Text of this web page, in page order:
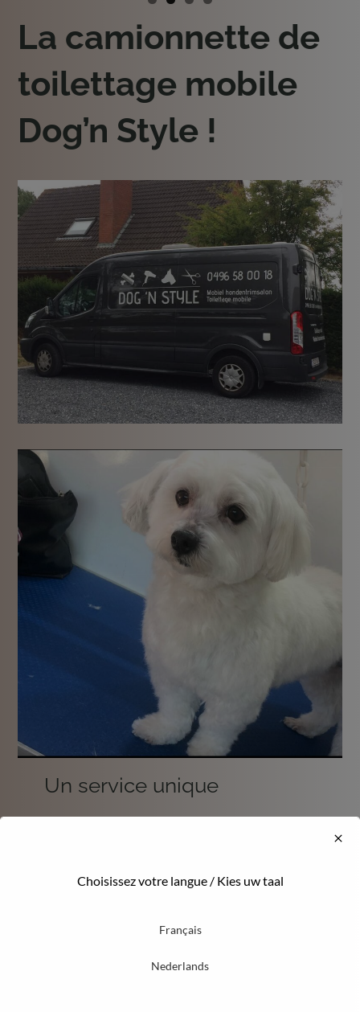
La camionnette de
toilettage mobile
Dog’n Style !
Un service unique
meilleur paire de ciseaux, un beau sourire et c’est
animal. Notre cabine air conditionnée avec son
équipement professionnel dernière génération
Choisissez votre langue / Kies uw taal
Français
Nederlands